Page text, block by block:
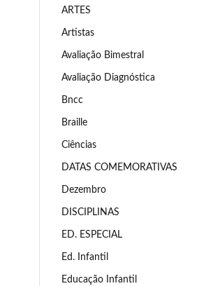
ARTES
Artistas
Avaliação Bimestral
Avaliação Diagnóstica
Bncc
Braille
Ciências
DATAS COMEMORATIVAS
Dezembro
DISCIPLINAS
ED. ESPECIAL
Ed. Infantil
Educação Infantil